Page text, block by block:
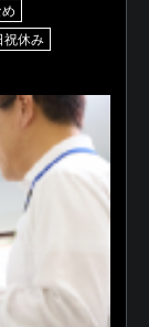
祝休み